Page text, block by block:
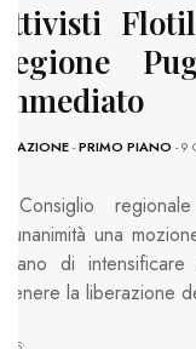
-PRIMO PIANO - 9
Consiglio
una
di
la liberazione